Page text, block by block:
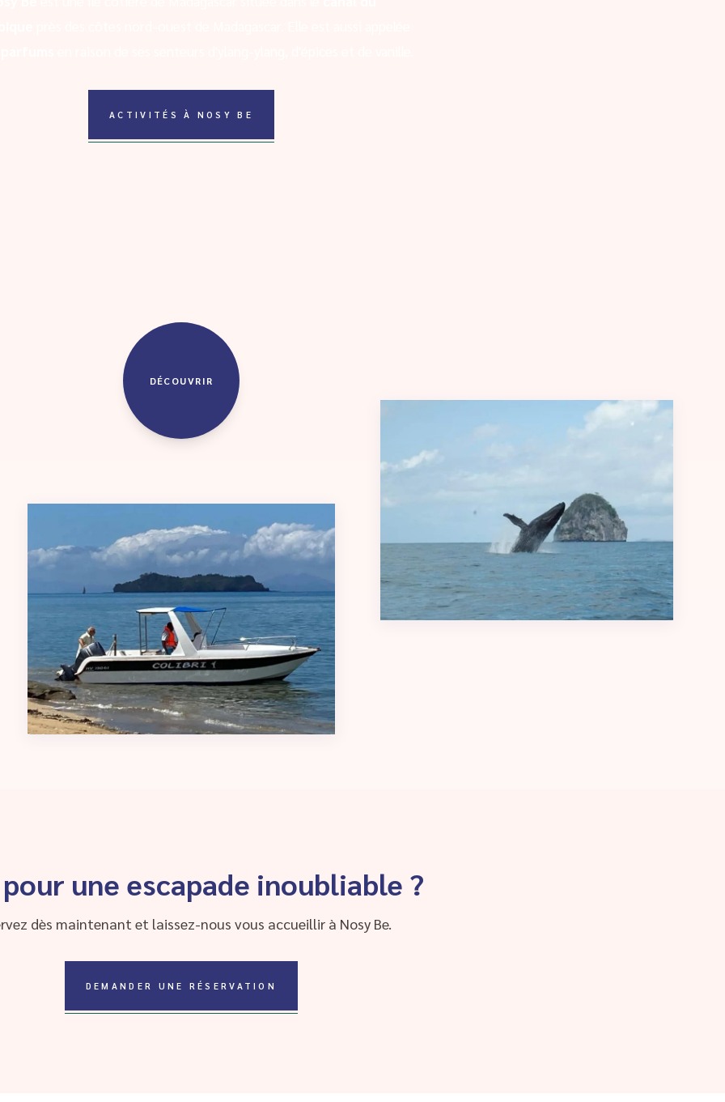
ACTIVITÉS À NOSY BE
DÉCOUVRIR
une escapade inoubliable ?
dès maintenant et laissez-nous vous accueillir à Nosy Be.
DEMANDER UNE RÉSERVATION